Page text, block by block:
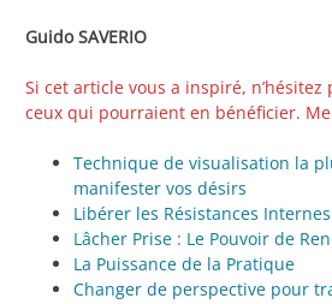
Guido SAVERIO
Si cet article vous a inspiré, n’hésitez
ceux qui pourraient en bénéficier.
Technique de visualisation la
manifester vos désirs
Libérer les Résistances Internes
Lâcher Prise : Le Pouvoir de
La Puissance de la Pratique
Changer de perspective pour